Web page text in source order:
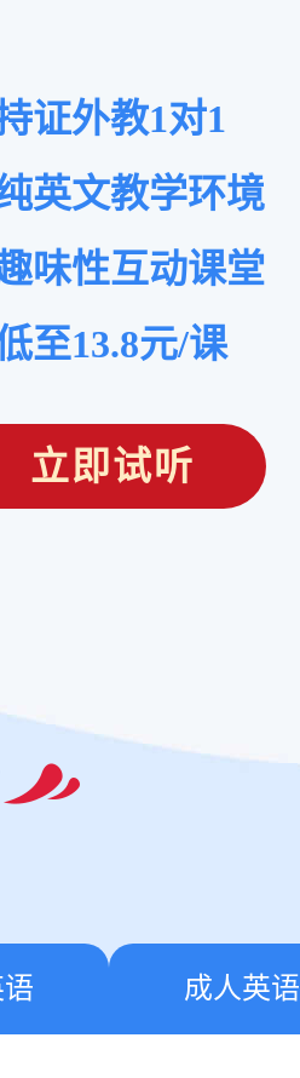
证外教1对1
英文教学环境
味性互动课堂
至13.8元/课
立即试听
成人英语